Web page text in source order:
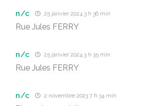
n/c 25 janvier 2024 3 h 36 min
Rue Jules FERRY
n/c 25 janvier 2024 3 h 35 min
Rue Jules FERRY
n/c 2 novembre 2023 7 h 34 min